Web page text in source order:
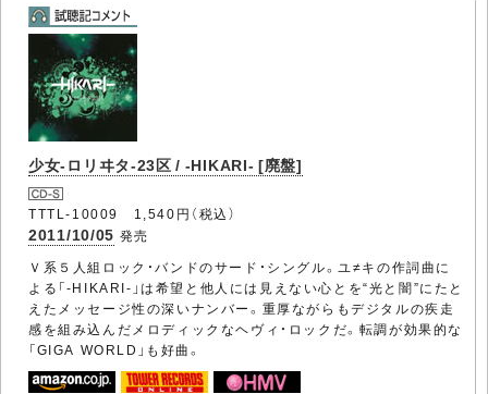
少女-ロリヰタ-23区 / -HIKARI- [廃盤]
TTTL-10009 1,540円（税込）
2011/10/05 発売
Ｖ系５人組ロック・バンドのサード・シングル。ユ≠キの作詞曲に
よる「-HIKARI-」は希望と他人には見えない心とを“光と闇”にたと
えたメッセージ性の深いナンバー。重厚ながらもデジタルの疾走
感を組み込んだメロディックなヘヴィ・ロックだ。転調が効果的な
「GIGA WORLD」も好曲。